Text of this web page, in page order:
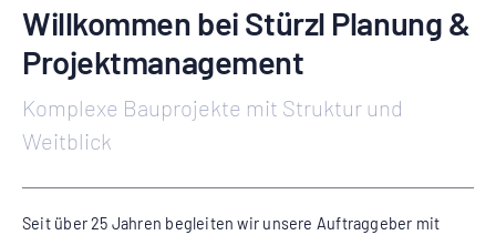
Willkommen bei Stürzl Planung &
Projektmanagement
Komplexe Bauprojekte mit Struktur und
Weitblick
Seit über 25 Jahren begleiten wir unsere Auftraggeber mit